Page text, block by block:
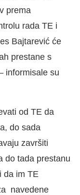
prema
rada TE i
Bajtarević će
prestane s
informisale su
od TE da
do sada
završiti
do tada prestanu
da im TE
navedene